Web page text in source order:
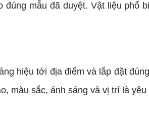
mẫu đã duyệt. Vật liệu phổ
hiệu tới địa điểm và lắp đặt
màu sắc, ánh sáng và vị trí là